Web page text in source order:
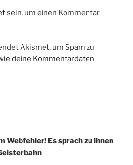
sein, um einen Kommentar
Akismet, um Spam zu
deine Kommentardaten
Webfehler! Es sprach zu ihnen